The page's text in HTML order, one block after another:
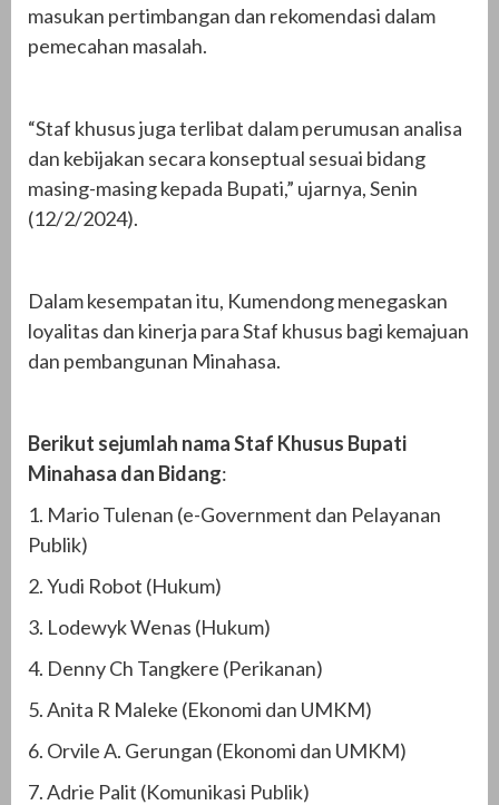
masukan pertimbangan dan rekomendasi dalam
pemecahan masalah.
“Staf khusus juga terlibat dalam perumusan analisa
dan kebijakan secara konseptual sesuai bidang
masing-masing kepada Bupati,” ujarnya, Senin
(12/2/2024).
Dalam kesempatan itu, Kumendong menegaskan
loyalitas dan kinerja para Staf khusus bagi kemajuan
dan pembangunan Minahasa.
Berikut sejumlah nama Staf Khusus Bupati
Minahasa dan Bidang:
1. Mario Tulenan (e-Government dan Pelayanan
Publik)
2. Yudi Robot (Hukum)
3. Lodewyk Wenas (Hukum)
4. Denny Ch Tangkere (Perikanan)
5. Anita R Maleke (Ekonomi dan UMKM)
6. Orvile A. Gerungan (Ekonomi dan UMKM)
7. Adrie Palit (Komunikasi Publik)